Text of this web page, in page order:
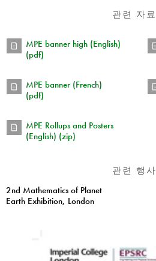
관련 자료
MPE banner high (English)
(pdf)
MPE banner (French)
(pdf)
MPE Rollups and Posters
(English) (zip)
관련 행사
2nd Mathematics of Planet
Earth Exhibition, London